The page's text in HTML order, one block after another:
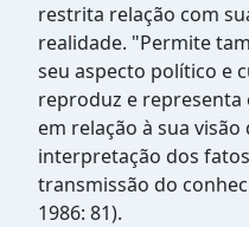
restrita relação com
realidade. "Permite
seu aspecto político e
reproduz e representa
em relação à sua
interpretação dos
transmissão do
1986: 81).